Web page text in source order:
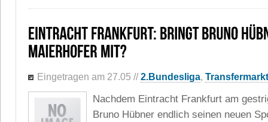
Eingetragen am 27.05 //2.Bundesliga, Transfermarkt
Nachdem Eintracht Frankfurt am
Bruno Hübner endlich seinen neuen